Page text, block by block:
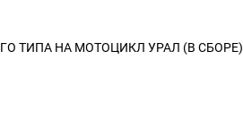
ТИПА НА МОТОЦИКЛ УРАЛ (В СБОРЕ)